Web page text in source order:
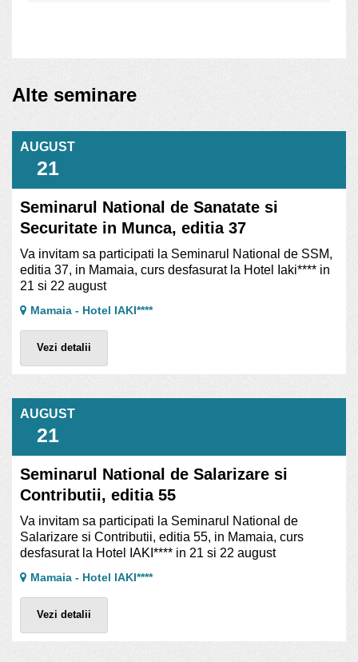
Alte seminare
AUGUST
21
Seminarul National de Sanatate si
Securitate in Munca, editia 37
Va invitam sa participati la Seminarul National de SSM,
editia 37, in Mamaia, curs desfasurat la Hotel Iaki**** in
21 si 22 august
Mamaia - Hotel IAKI****
Vezi detalii
AUGUST
21
Seminarul National de Salarizare si
Contributii, editia 55
Va invitam sa participati la Seminarul National de
Salarizare si Contributii, editia 55, in Mamaia, curs
desfasurat la Hotel IAKI**** in 21 si 22 august
Mamaia - Hotel IAKI****
Vezi detalii